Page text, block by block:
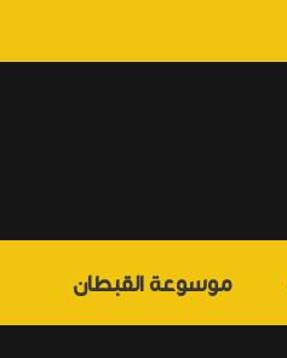
موسوعة القبطان